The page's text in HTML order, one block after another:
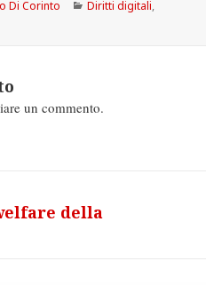
Di Corinto Categorie
Diritti digitali,
un commento.
della